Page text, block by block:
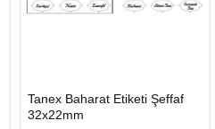
GÖNDERİ
Tanex Baharat Etiketi Şeffaf
32x22mm